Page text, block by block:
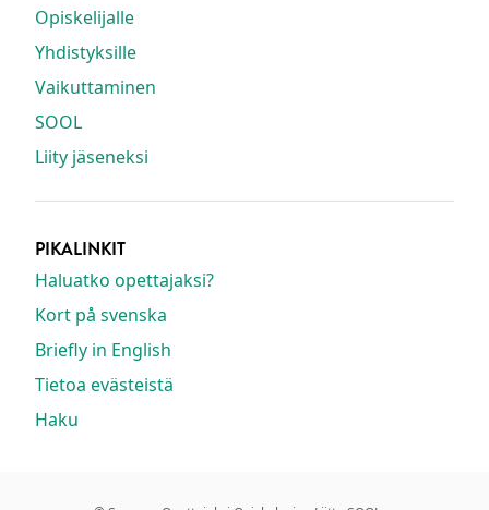
Opiskelijalle
Yhdistyksille
Vaikuttaminen
SOOL
Liity jäseneksi
PIKALINKIT
Haluatko opettajaksi?
Kort på svenska
Briefly in English
Tietoa evästeistä
Haku